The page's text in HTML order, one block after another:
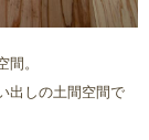
。
出しの土間空間で